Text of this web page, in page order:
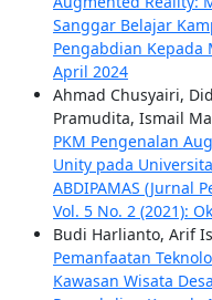
Sanggar Belajar
Pengabdian Kepada
April 2024
Ahmad Chusyairi,
Pramudita, Ismail
PKM Pengenalan
Unity pada
ABDIPAMAS (Jurnal
Vol. 5 No. 2 (2021):
Budi Harlianto, Arif
Pemanfaatan
Kawasan Wisata